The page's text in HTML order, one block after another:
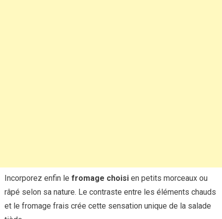
Incorporez enfin le fromage choisien petits morceaux ou
râpé selon sa nature. Le contraste entre les éléments chauds
et le fromage frais crée cette sensation unique de la salade